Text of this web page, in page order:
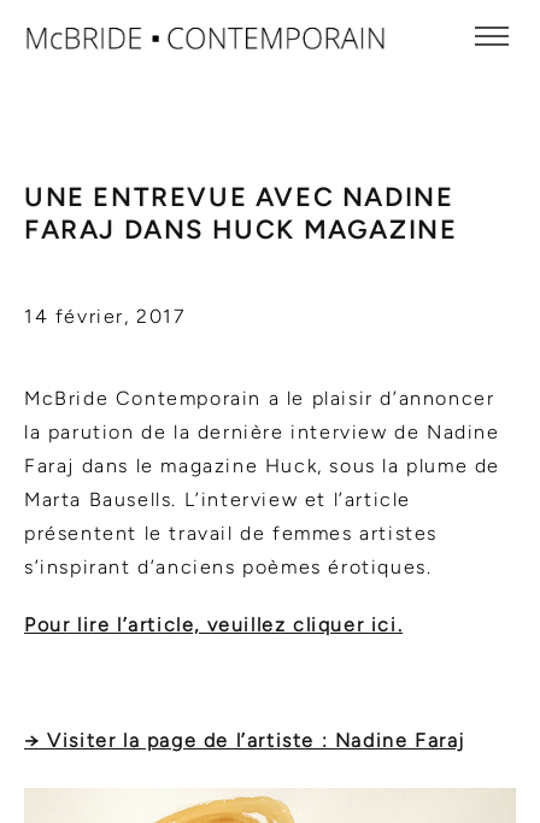
UNE ENTREVUE AVEC NADINE
FARAJ DANS HUCK MAGAZINE
14 février, 2017
McBride Contemporain a le plaisir d’annoncer
la parution de la dernière interview de Nadine
Faraj dans le magazine Huck, sous la plume de
Marta Bausells. L’interview et l’article
présentent le travail de femmes artistes
s’inspirant d’anciens poèmes érotiques.
Pour lire l’article, veuillez cliquer ici.
→ Visiter la page de l’artiste : Nadine Faraj